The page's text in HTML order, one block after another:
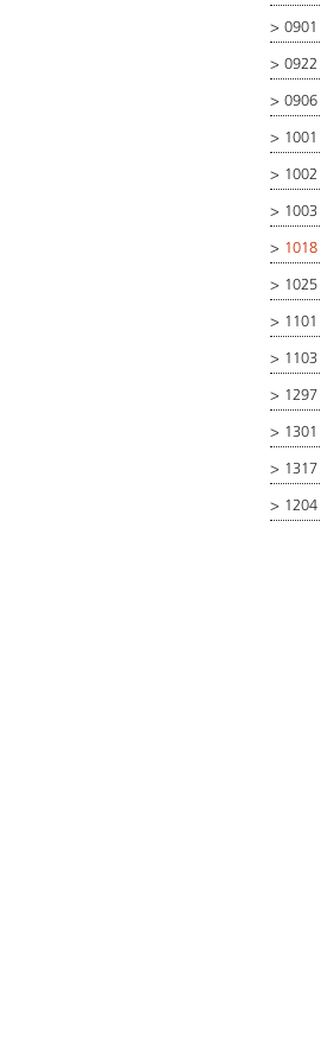
> 0901
> 0922
> 0906
>
> 1002
>
>
>
>
> 1103
>
>
> 1317
> 1204